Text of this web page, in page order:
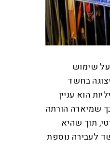
שימוש
בחשד
הוא עניין
שמיארה הורתה
תוך שהיא
לעבירה נוספת